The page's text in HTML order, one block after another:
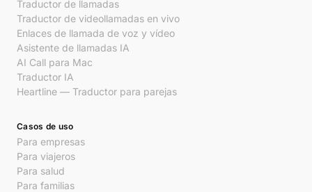
Traductor de llamadas
Traductor de videollamadas en vivo
Enlaces de llamada de voz y vídeo
Asistente de llamadas IA
AI Call para Mac
Traductor IA
Heartline — Traductor para parejas
Casos de uso
Para empresas
Para viajeros
Para salud
Para familias